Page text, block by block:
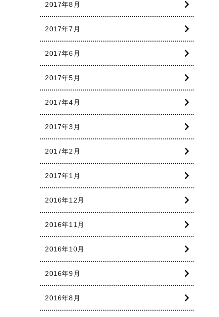
2017年8月
2017年7月
2017年6月
2017年5月
2017年4月
2017年3月
2017年2月
2017年1月
2016年12月
2016年11月
2016年10月
2016年9月
2016年8月